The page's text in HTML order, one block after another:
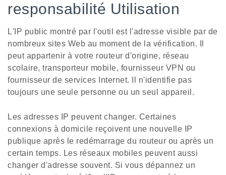
responsabilité Utilisation
L'IP public montré par l'outil est l'adresse visible par de
nombreux sites Web au moment de la vérification. Il
peut appartenir à votre routeur d'origine, réseau
scolaire, transporteur mobile, fournisseur VPN ou
fournisseur de services Internet. Il n'identifie pas
toujours une seule personne ou un seul appareil.
Les adresses IP peuvent changer. Certaines
connexions à domicile reçoivent une nouvelle IP
publique après le redémarrage du routeur ou après un
certain temps. Les réseaux mobiles peuvent aussi
changer d'adresse souvent. Si vous dépannez un